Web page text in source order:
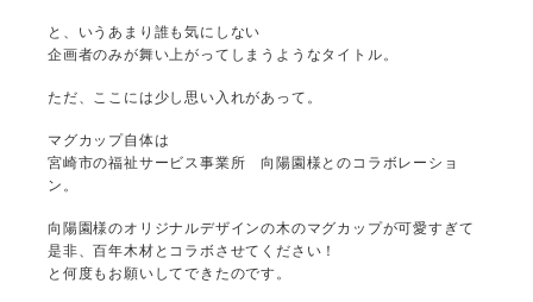
と、いうあまり誰も気にしない
企画者のみが舞い上がってしまうようなタイトル。
ただ、ここには少し思い入れがあって。
マグカップ自体は
宮崎市の福祉サービス事業所 向陽園様とのコラボレーショ
ン。
向陽園様のオリジナルデザインの木のマグカップが可愛すぎて
是非、百年木材とコラボさせてください！
と何度もお願いしてできたのです。